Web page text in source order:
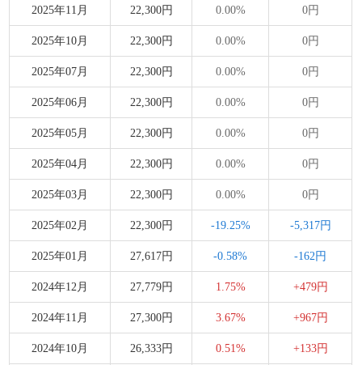
2025年11月 22,300円 0.00% 0円
2025年10月 22,300円 0.00% 0円
2025年07月 22,300円 0.00% 0円
2025年06月 22,300円 0.00% 0円
2025年05月 22,300円 0.00% 0円
2025年04月 22,300円 0.00% 0円
2025年03月 22,300円 0.00% 0円
2025年02月 22,300円 -19.25% -5,317円
2025年01月 27,617円 -0.58% -162円
2024年12月 27,779円 1.75% +479円
2024年11月 27,300円 3.67% +967円
2024年10月 26,333円 0.51% +133円